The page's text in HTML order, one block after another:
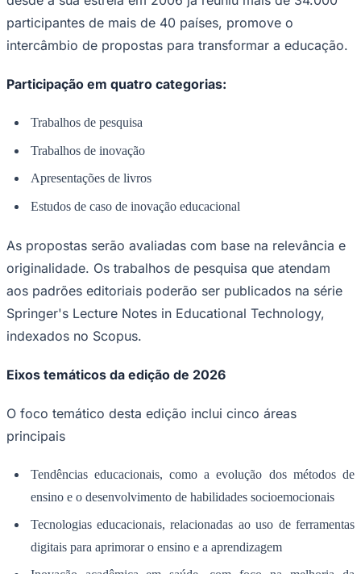
intercâmbio de propostas para transformar a educação.
Participação em quatro categorias:
Trabalhos de pesquisa
As propostas serão avaliadas com base na relevância e
aos padrões editoriais poderão ser publicados na série
Springer's Lecture Notes in Educational Technology,
indexados no Scopus.
Eixos temáticos da edição de 2026
O foco temático desta edição inclui cinco áreas
Tendências educacionais, como a evolução dos métodos de